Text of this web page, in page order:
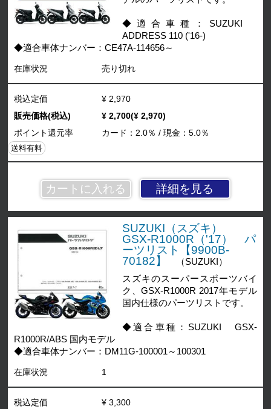
◆適合車種：SUZUKI
ADDRESS 110 ('16-)
◆適合車体ナンバー：CE47A-114656～
在庫状況 売り切れ
詳細を見る
税込定価
¥ 2,970
販売価格(税込)
¥ 2,700(¥ 2,970)
ポイント還元率
カード：2.0％ / 現金：5.0％
送料有料
SUZUKI（スズキ）
GSX-R1000R（'17） パ
ーツリスト【9900B-
70182】
（SUZUKI）
スズキのスーパースポーツバイ
ク、GSX-R1000R 2017年モデル
国内仕様のパーツリストです。
◆適合車種：SUZUKI GSX-
R1000R/ABS 国内モデル
◆適合車体ナンバー：DM11G-100001～100301
在庫状況 1
税込定価
¥ 3,300